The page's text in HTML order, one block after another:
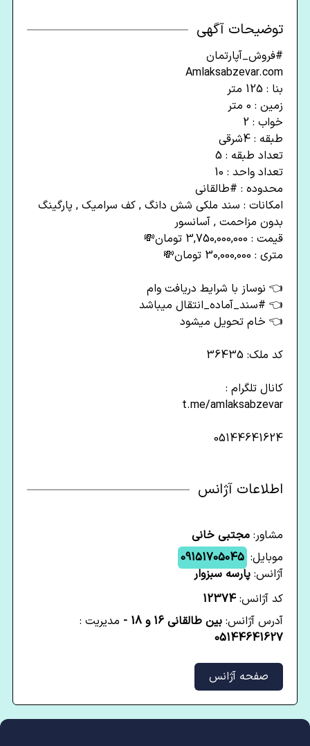
توضیحات آگهی
#فروش_آپارتمان
Amlaksabzevar.com
بنا : 125 متر
زمین : 0 متر
خواب : 2
طبقه : 4شرقی
تعداد طبقه : 5
تعداد واحد : 10
محدوده : #طالقانی
امکانات : سند ملکی شش دانگ , کف سرامیک , پارگینگ
بدون مزاحمت , آسانسور
قیمت : 3,750,000,000 تومان💸
متری : 30,000,000 تومان💸
👈 نوساز با شرایط دریافت وام
👈 #سند_آماده_انتقال میباشد
👈 خام تحویل میشود
کد ملک: 36435
کانال تلگرام :
t.me/amlaksabzevar
05144641624
اطلاعات آژانس
مشاور: مجتبی خانی
موبایل: 09151705045
آژانس: پارسه سبزوار
کد آژانس: 12374
آدرس آژانس: بین طالقانی 16 و 18 -
مدیریت :
05144641627
صفحه آژانس